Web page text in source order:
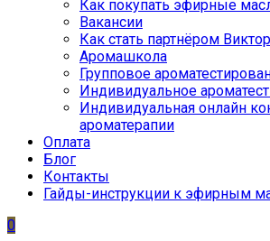
Как покупать эфирные
Вакансии
Как стать партнёром
Аромашкола
Групповое
Индивидуальное
Индивидуальная онлайн
ароматерапии
Оплата
Блог
Контакты
Гайды-инструкции к эфирным
0